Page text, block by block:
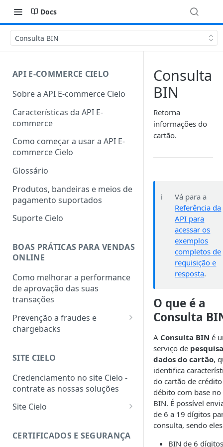
Docs
Consulta BIN
API E-COMMERCE CIELO
Sobre a API E-commerce Cielo
Características da API E-
commerce
Como começar a usar a API E-
commerce Cielo
Glossário
Produtos, bandeiras e meios de
pagamento suportados
Suporte Cielo
BOAS PRÁTICAS PARA VENDAS
ONLINE
Como melhorar a performance
de aprovação das suas
transações
Prevenção a fraudes e
chargebacks
Programa de monitoria de
chargebacks e fraudes das
bandeiras
SITE CIELO
Credenciamento no site Cielo -
contrate as nossas soluções
Site Cielo
Como selecionar o
CERTIFICADOS E SEGURANÇA
Consulta
BIN
Retorna
informações do
cartão.
ℹ️
Vá para a
Referência da
API para
acessar os
exemplos
completos de
requisição e
resposta.
O que é a
Consulta
A Consulta BIN é
serviço de
dados do cartão,
identifica
do cartão de
débito com base no
BIN. É possível
de 6 a 19 dígitos
consulta, sendo
BIN de 6